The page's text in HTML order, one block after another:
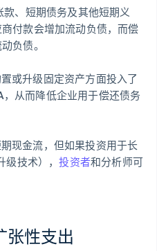
款、短期债务及其他短期义
付款会增加流动负债，而偿
负债。
或升级固定资产方面投入了
从而降低企业用于偿还债务
现金流，但如果投资用于长
级技术），投资者和分析师可
张性支出